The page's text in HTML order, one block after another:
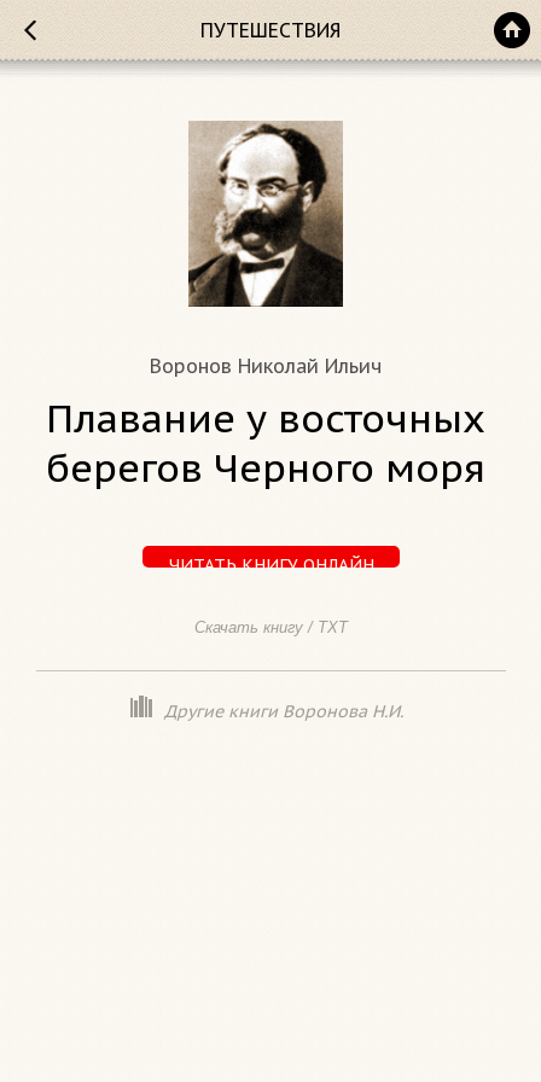
ПУТЕШЕСТВИЯ
Воронов Николай Ильич
Плавание у восточных
берегов Черного моря
ЧИТАТЬ КНИГУ ОНЛАЙН
Скачать книгу / TXT
Другие книги Воронова Н.И.